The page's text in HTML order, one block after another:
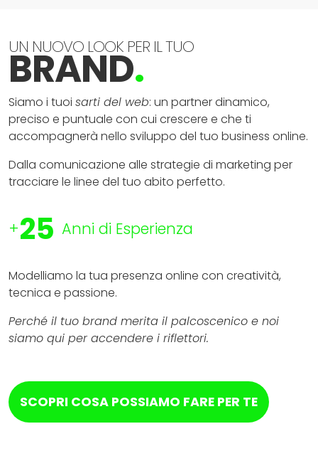
UN NUOVO LOOK PER IL TUO
BRAND.
Siamo i tuoi sarti del web: un partner dinamico,
preciso e puntuale con cui crescere e che ti
accompagnerà nello sviluppo del tuo business online.
Dalla comunicazione alle strategie di marketing per
tracciare le linee del tuo abito perfetto.
+25 Anni di Esperienza
Modelliamo la tua presenza online con creatività,
tecnica e passione.
Perché il tuo brand merita il palcoscenico e noi
siamo qui per accendere i riflettori.
SCOPRI COSA POSSIAMO FARE PER TE